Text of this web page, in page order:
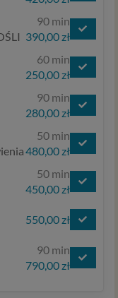
90 min
390,00 zł
60 min
250,00 zł
90 min
280,00 zł
50 min
480,00 zł
50 min
450,00 zł
550,00 zł
90 min
790,00 zł